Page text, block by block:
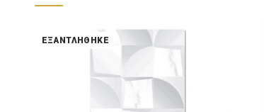
ΕΞΑΝΤΛΉΘΗΚΕ